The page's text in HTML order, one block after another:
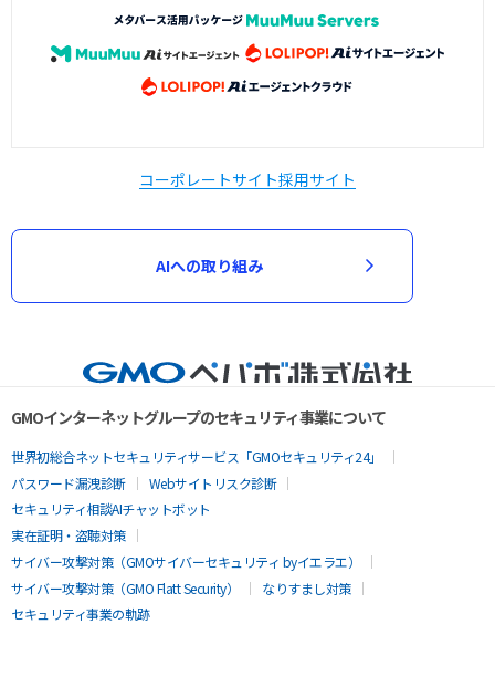
コーポレートサイト採用サイト
AIへの取り組み
GMOインターネットグループのセキュリティ事業について
世界初総合ネットセキュリティサービス「GMOセキュリティ24」
パスワード漏洩診断
Webサイトリスク診断
セキュリティ相談AIチャットボット
実在証明・盗聴対策
サイバー攻撃対策（GMOサイバーセキュリティ byイエラエ）
サイバー攻撃対策（GMO Flatt Security）
なりすまし対策
セキュリティ事業の軌跡